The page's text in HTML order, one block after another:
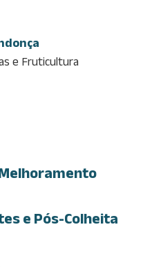
e Fruticultura
e Pós-Colheita